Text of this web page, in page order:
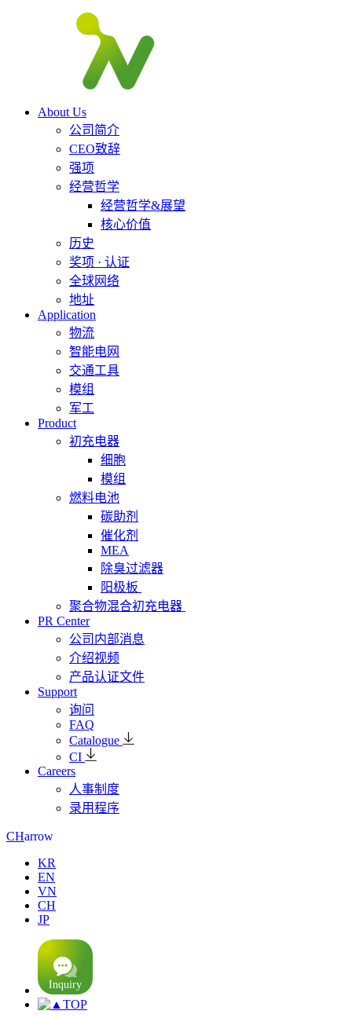
About Us
公司简介
CEO致辞
强项
经营哲学
经营哲学&展望
核心价值
历史
奖项 · 认证
全球网络
地址
Application
物流
智能电网
交通工具
模组
军工
Product
初充电器
细胞
模组
燃料电池
碳助剂
催化剂
MEA
除臭过滤器
阳极板
聚合物混合初充电器
PR Center
公司内部消息
介绍视频
产品认证文件
Support
询问
FAQ
Catalogue
CI
Careers
人事制度
录用程序
CHarrow
KR
EN
VN
CH
JP
TOP